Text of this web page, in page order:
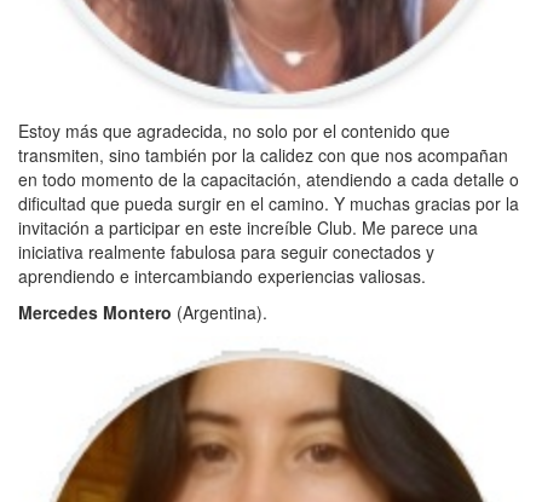
Estoy más que agradecida, no solo por el contenido que
transmiten, sino también por la calidez con que nos acompañan
en todo momento de la capacitación, atendiendo a cada detalle o
dificultad que pueda surgir en el camino. Y muchas gracias por la
invitación a participar en este increíble Club. Me parece una
iniciativa realmente fabulosa para seguir conectados y
aprendiendo e intercambiando experiencias valiosas.
Mercedes Montero (Argentina).